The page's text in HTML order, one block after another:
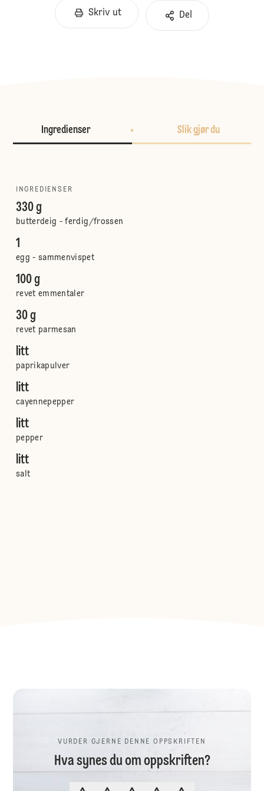
Skriv ut Del
Ingredienser Slik gjør du
INGREDIENSER
330 g
butterdeig - ferdig/frossen
1
egg - sammenvispet
100 g
revet emmentaler
30 g
revet parmesan
litt
paprikapulver
litt
cayennepepper
litt
pepper
litt
salt
VURDER GJERNE DENNE OPPSKRIFTEN
Hva synes du om oppskriften?
VURDER GJERNE DENNE